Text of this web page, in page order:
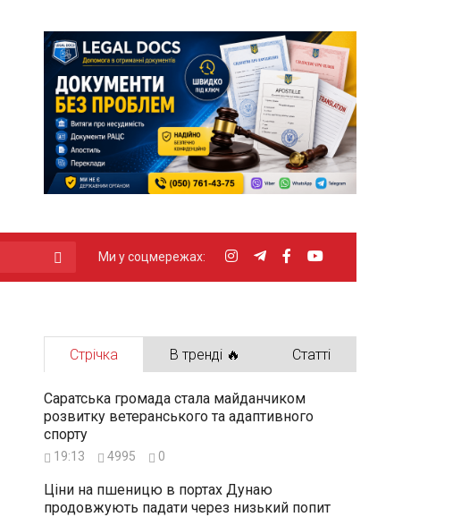
Ми у соцмережах:
Стрічка В тренді 🔥 Статті
Саратська громада стала майданчиком
розвитку ветеранського та адаптивного
спорту
19:13 4995 0
Ціни на пшеницю в портах Дунаю
продовжують падати через низький попит